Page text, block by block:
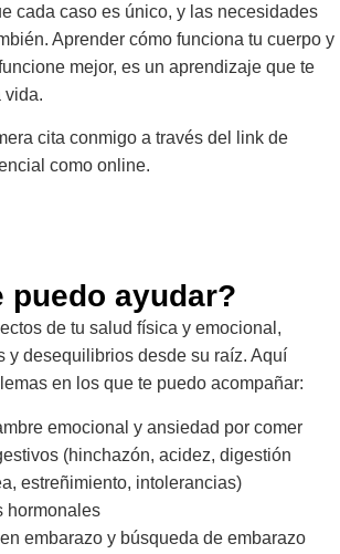
cada caso es único, y las necesidades
Aprender cómo funciona tu cuerpo y
mejor, es un aprendizaje que te
vida.
cita conmigo a través del link de
como online.
puedo ayudar?
de tu salud física y emocional,
y desequilibrios desde su raíz. Aquí
en los que te puedo acompañar:
emocional y ansiedad por comer
(hinchazón, acidez, digestión
estreñimiento, intolerancias)
hormonales
embarazo y búsqueda de embarazo